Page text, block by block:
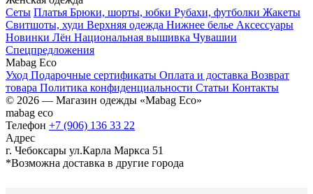
Сеты Платья Брюки, шорты, юбки Рубахи, футболки Жакеты
Свитшоты, худи Верхняя одежда Нижнее белье Аксессуары
Новинки Лён Национальная вышивка Чувашии
Спецпредложения
Mabag Eco
Уход Подарочные сертификаты Оплата и доставка Возврат
товара Политика конфиденциальности Статьи Контакты
© 2026 — Магазин одежды «Mabag Eco»
mabag eco
Телефон +7 (906) 136 33 22
Адрес
г. Чебоксары ул.Карла Маркса 51
*Возможна доставка в другие города